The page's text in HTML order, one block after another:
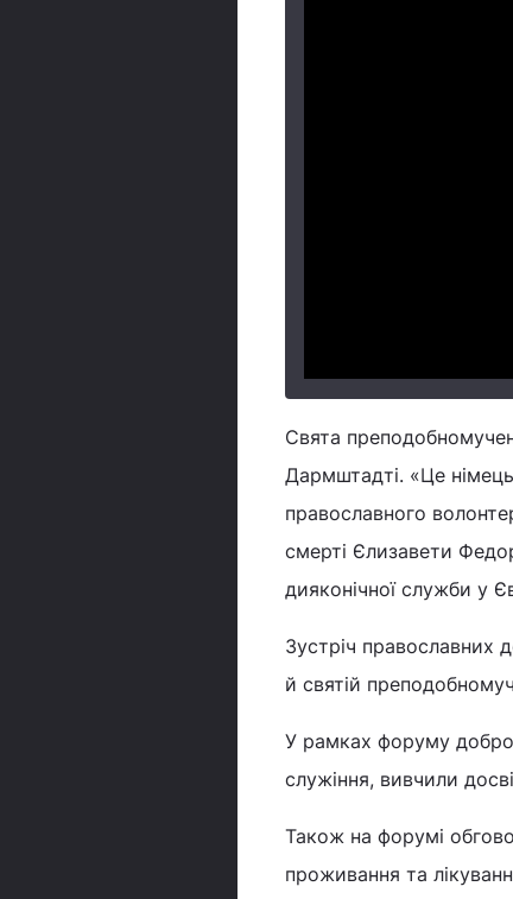
Свята
Дармштадті. «Це
православного
смерті Єлизавети
дияконічної служби у
Зустріч православних
й святій
У рамках форуму
служіння, вивчили
Також на форумі
проживання та